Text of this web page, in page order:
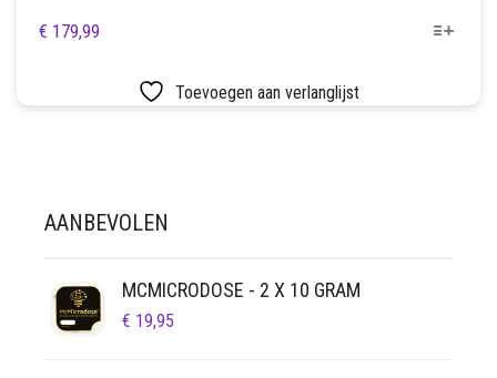
€ 179,99DIT
HEEFT
MEERDERE
GEKOZEN
DE
PRODUCTPAGINA
Toevoegen aan verlanglijst
AANBEVOLEN
MCMICRODOSE - 2 X 10 GRAM
€ 19,95